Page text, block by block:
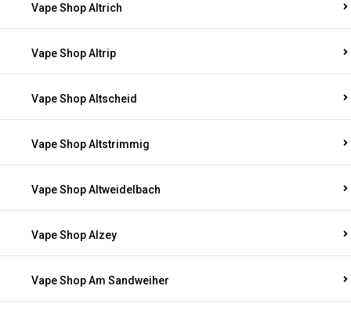
Vape Shop Altrich
Vape Shop Altrip
Vape Shop Altscheid
Vape Shop Altstrimmig
Vape Shop Altweidelbach
Vape Shop Alzey
Vape Shop Am Sandweiher